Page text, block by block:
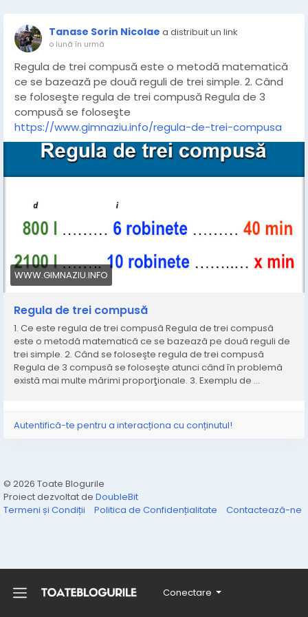
Conectare
Tanase Sorin Nicolae a distribuit un link
o lună în urmă
Regula de trei compusă este o metodă matematică
ce se bazează pe două reguli de trei simple. 2. Când
se foloseşte regula de trei compusă Regula de 3
compusă se foloseşte
https://www.gimnaziu.info/regula-de-trei-compusa
WWW.GIMNAZIU.INFO
Regula de trei compusă
1. Ce este regula de trei compusă Regula de trei compusă
este o metodă matematică ce se bazează pe două reguli de
trei simple. 2. Când se foloseşte regula de trei compusă
Regula de 3 compusă se foloseşte atunci când în problemă
există mai multe mărimi proporţionale. 3. Exemplu de ...
Autentifică-te pentru a interacționa cu conținutul!
© 2026 Toate Blogurile
Proiect dezvoltat de DoubleBit
Termeni și Condiții
Politica de Confidențialitate Contactează-ne